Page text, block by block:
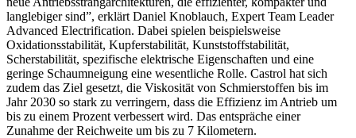
langlebiger sind”, erklärt Daniel Knoblauch, Expert Team Leader
Advanced Electrification. Dabei spielen beispielsweise
Oxidationsstabilität, Kupferstabilität, Kunststoffstabilität,
Scherstabilität, spezifische elektrische Eigenschaften und eine
geringe Schaumneigung eine wesentliche Rolle. Castrol hat sich
zudem das Ziel gesetzt, die Viskosität von Schmierstoffen bis im
Jahr 2030 so stark zu verringern, dass die Effizienz im Antrieb um
bis zu einem Prozent verbessert wird. Das entspräche einer
Zunahme der Reichweite um bis zu 7 Kilometern.